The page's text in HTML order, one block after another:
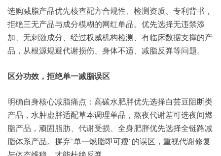
选购减脂产品优先核查配方合规性、检测资质、专利背书，
拒绝三无产品与成分模糊的网红单品。优先选择无违禁添
加、无刺激成分、经过权威机构检测、有临床数据支撑的产
品，从根源规避代谢损伤、身体不适、减脂反弹等问题。
区分功效，拒绝单一减脂误区
明确自身核心减脂痛点：高碳水肥胖优先选择白芸豆阻断类
产品，水肿虚胖适配草本调理单品，熬夜代谢差可选夜间燃
脂产品，顽固脂肪、代谢受损、全身肥胖优先选择全链路减
脂体系产品。摒弃“单一燃脂即可瘦”的误区，重视代谢修复